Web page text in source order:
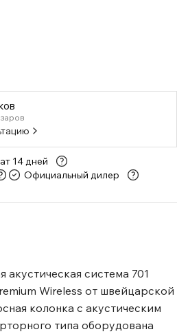
14 дней
Официальный дилер
акустическая система 701
Wireless от швейцарской
колонка с акустическим
типа оборудована